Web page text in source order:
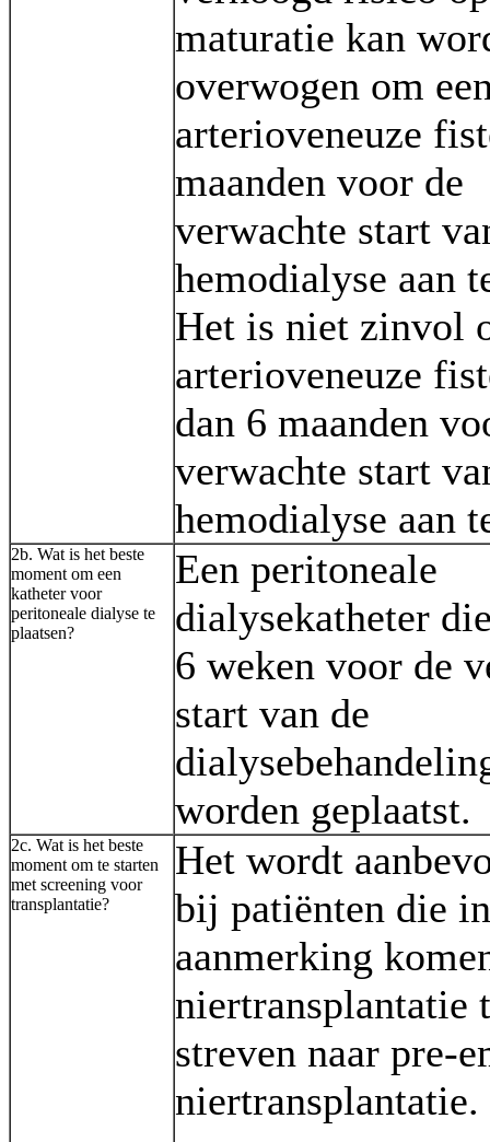
maturatie kan
overwogen om
arterioveneuze
maanden voor de
verwachte start
hemodialyse aan
Het is niet zinvol
arterioveneuze
dan 6 maanden
verwachte start
hemodialyse aan
2b. Wat is het beste
moment om een
katheter voor
peritoneale dialyse te
plaatsen?
Een peritoneale
dialysekatheter
6 weken voor de
start van de
worden geplaatst.
2c. Wat is het beste
moment om te starten
met screening voor
transplantatie?
Het wordt
bij patiënten die in
aanmerking
niertransplantatie
streven naar pre-
niertransplantatie.